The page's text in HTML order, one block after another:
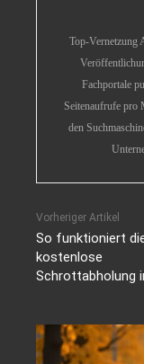
Top-Vernetzung
Fachportale
Seitenaufrufe pro
den
Vorheriger Artikel
So funktioniert
kostenlose
Schrottabholung